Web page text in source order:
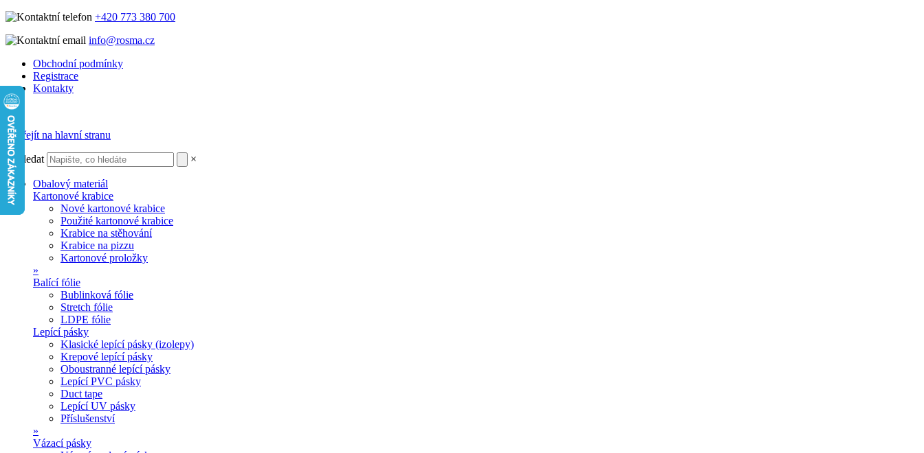
+420 773 380 700
info@rosma.cz
Obchodní podmínky
Registrace
Kontakty
Vyhledat ×
Obalový materiál
Kartonové krabice
Nové kartonové krabice
Použité kartonové krabice
Krabice na stěhování
Krabice na pizzu
Kartonové proložky
»
Balící fólie
Bublinková fólie
Stretch fólie
LDPE fólie
Lepící pásky
Klasické lepící pásky (izolepy)
Krepové lepící pásky
Oboustranné lepící pásky
Lepící PVC pásky
Duct tape
Lepící UV pásky
Příslušenství
»
Vázací pásky